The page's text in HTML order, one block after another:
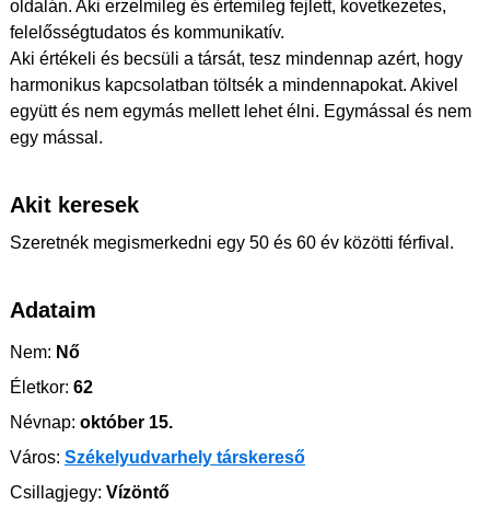
oldalán. Aki erzelmileg és értemileg fejlett, kovetkezetes,
felelősségtudatos és kommunikatív.
Aki értékeli és becsüli a társát, tesz mindennap azért, hogy
harmonikus kapcsolatban töltsék a mindennapokat. Akivel
együtt és nem egymás mellett lehet élni. Egymással és nem
egy mással.
Akit keresek
Szeretnék megismerkedni egy 50 és 60 év közötti férfival.
Adataim
Nem: Nő
Életkor: 62
Névnap: október 15.
Város: Székelyudvarhely társkereső
Csillagjegy: Vízöntő